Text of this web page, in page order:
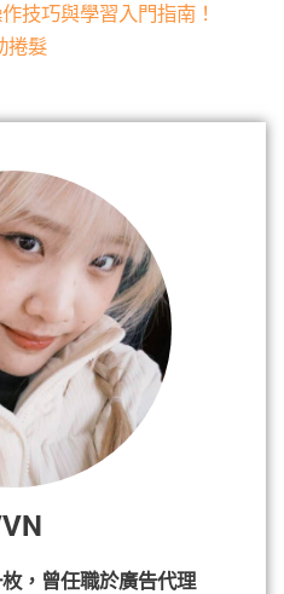
技巧與學習入門指南！
捲髮
，曾任職於廣告代理